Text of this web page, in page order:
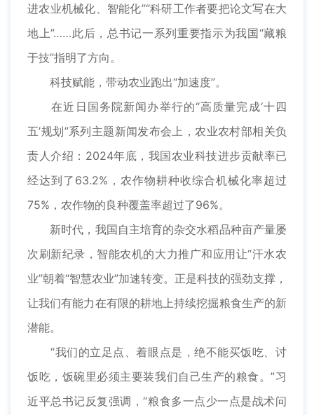
进农业机械化、智能化”“科研工作者要把论文写在大
地上”……此后，总书记一系列重要指示为我国“藏粮
于技”指明了方向。
科技赋能，带动农业跑出“加速度”。
在近日国务院新闻办举行的“高质量完成‘十四
五’规划”系列主题新闻发布会上，农业农村部相关负
责人介绍：2024年底，我国农业科技进步贡献率已
经达到了63.2%，农作物耕种收综合机械化率超过
75%，农作物的良种覆盖率超过了96%。
新时代，我国自主培育的杂交水稻品种亩产量屡
次刷新纪录，智能农机的大力推广和应用让“汗水农
业”朝着“智慧农业”加速转变。正是科技的强劲支撑，
让我们有能力在有限的耕地上持续挖掘粮食生产的新
潜能。
“我们的立足点、着眼点是，绝不能买饭吃、讨
饭吃，饭碗里必须主要装我们自己生产的粮食。”习
近平总书记反复强调，“粮食多一点少一点是战术问